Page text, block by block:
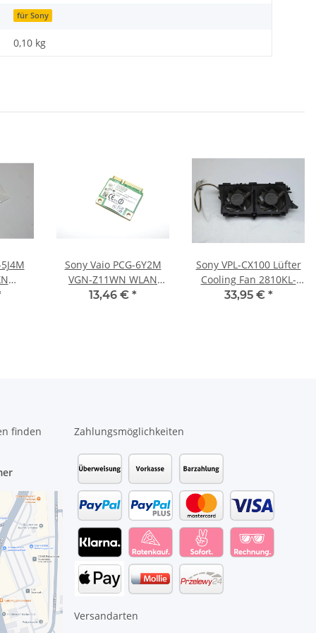
für Sony
0,10 kg
Sony Vaio PCG-6Y2M
VGN-Z11WN WLAN
Karte 512AN_HMW
13,46 € *
Sony VPL-CX100 Lüfter
Cooling Fan 2810KL-
S4W-B39 #3828
33,95 € *
finden
Zahlungsmöglichkeiten
Versandarten